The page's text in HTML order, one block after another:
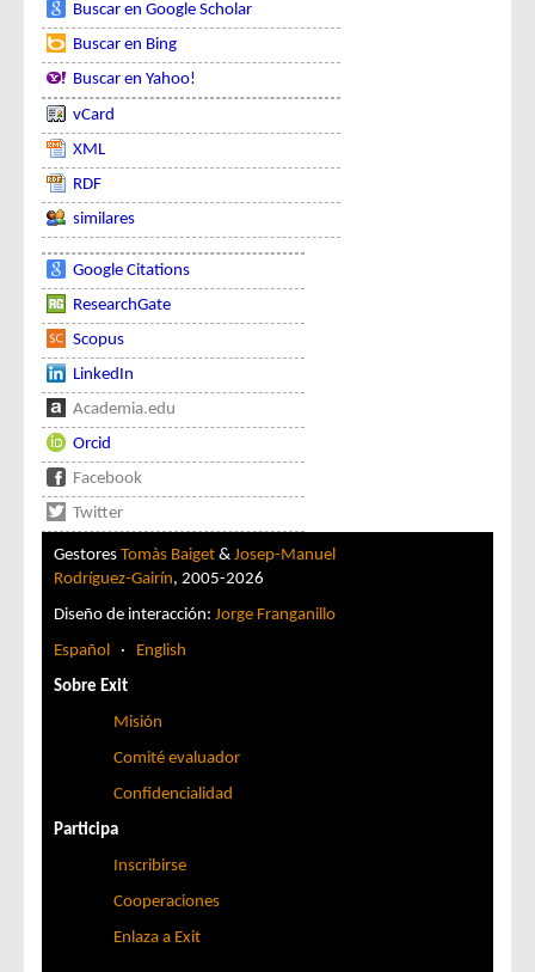
Buscar en Google Scholar
Buscar en Bing
Buscar en Yahoo!
vCard
XML
RDF
similares
Google Citations
ResearchGate
Scopus
LinkedIn
Academia.edu
Orcid
Facebook
Twitter
Gestores Tomàs Baiget & Josep-Manuel
Rodríguez-Gairín, 2005-2026
Diseño de interacción: Jorge Franganillo
Español · English
Sobre Exit
Misión
Comité evaluador
Confidencialidad
Participa
Inscribirse
Cooperaciones
Enlaza a Exit